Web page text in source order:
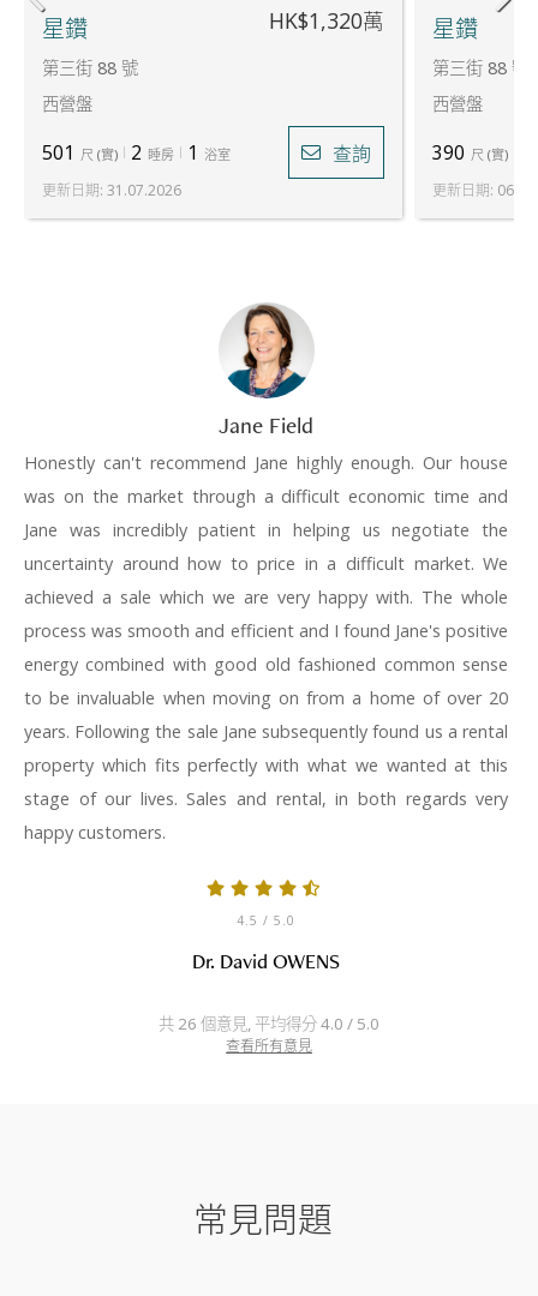
星鑽
第三街 88 號
西營盤
HK$1,320萬
501 尺 (實) 2 睡房 1 浴室 查詢
更新日期: 31.07.2026
星鑽
第三街 88 號
西營盤
390 尺 (實)
更新日期:
Jane Field
Honestly can't recommend Jane highly enough. Our house
was on the market through a difficult economic time and
Jane was incredibly patient in helping us negotiate the
uncertainty around how to price in a difficult market. We
achieved a sale which we are very happy with. The whole
process was smooth and efficient and I found Jane's positive
energy combined with good old fashioned common sense
to be invaluable when moving on from a home of over 20
years. Following the sale Jane subsequently found us a rental
property which fits perfectly with what we wanted at this
stage of our lives. Sales and rental, in both regards very
happy customers.
4.5 / 5.0
Dr. David OWENS
共 26 個意見, 平均得分 4.0 / 5.0
查看所有意見
常見問題